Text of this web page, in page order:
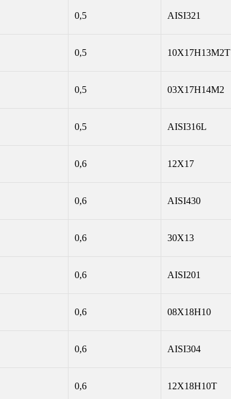
0,5 AISI321
0,5 10Х17Н13М2Т
0,5 03Х17Н14М2
0,5 AISI316L
0,6 12Х17
0,6 AISI430
0,6 30Х13
0,6 AISI201
0,6 08Х18Н10
0,6 AISI304
0,6 12Х18Н10Т